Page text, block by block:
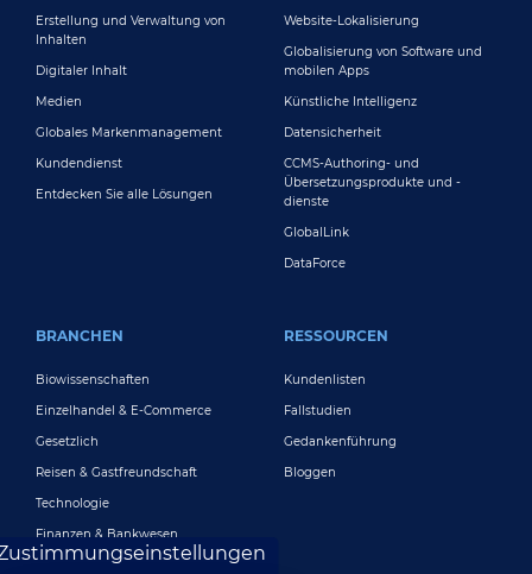
Erstellung und Verwaltung von
Inhalten
Digitaler Inhalt
Medien
Globales Markenmanagement
Kundendienst
Entdecken Sie alle Lösungen
Website-Lokalisierung
Globalisierung von Software und
mobilen Apps
Künstliche Intelligenz
Datensicherheit
CCMS-Authoring- und
Übersetzungsprodukte und -
dienste
GlobalLink
DataForce
BRANCHEN
Biowissenschaften
Einzelhandel & E-Commerce
Gesetzlich
Reisen & Gastfreundschaft
Technologie
Finanzen & Bankwesen
RESSOURCEN
Kundenlisten
Fallstudien
Gedankenführung
Bloggen